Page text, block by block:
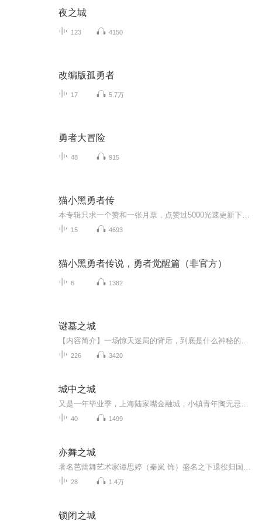
夜之城
123 4150
改编版孤勇者
17 5.7万
勇者大冒险
48 915
猫小黑勇者传
15 4693
猫小黑勇者传说，勇者觉醒篇（非官方）
6 1382
谜墓之城
226 3420
城中之城
40 1499
亦舞之城
28 1.4万
锁闭之城